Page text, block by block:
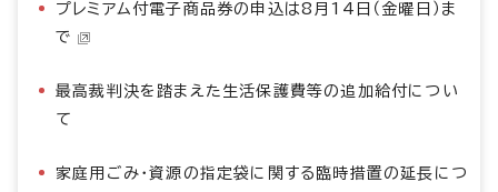
プレミアム付電子商品券の申込は8月14日（金曜日）ま
で
最高裁判決を踏まえた生活保護費等の追加給付につい
て
家庭用ごみ・資源の指定袋に関する臨時措置の延長につ